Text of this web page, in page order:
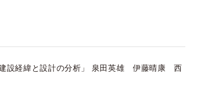
設経緯と設計の分析」 泉田英雄 伊藤晴康 西